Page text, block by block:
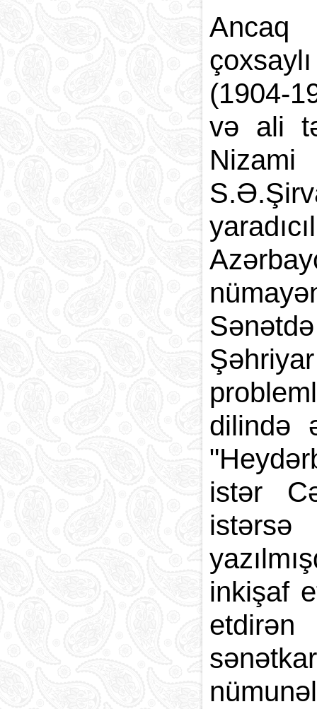
Ancaq
(1904-
və ali
dilində
istər
inkişaf
etdirən